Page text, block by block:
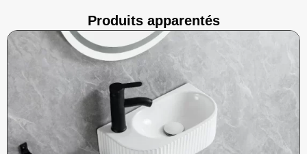
Produits apparentés